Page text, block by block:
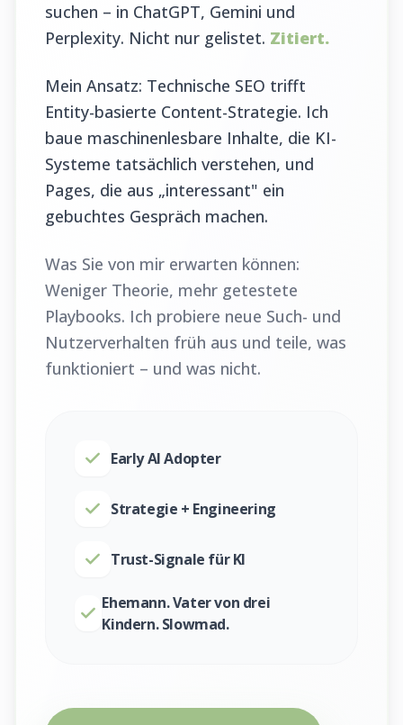
suchen – in ChatGPT, Gemini und
Perplexity. Nicht nur gelistet. Zitiert.
Mein Ansatz: Technische SEO trifft
Entity-basierte Content-Strategie. Ich
baue maschinenlesbare Inhalte, die KI-
Systeme tatsächlich verstehen, und
Pages, die aus „interessant" ein
gebuchtes Gespräch machen.
Was Sie von mir erwarten können:
Weniger Theorie, mehr getestete
Playbooks. Ich probiere neue Such- und
Nutzerverhalten früh aus und teile, was
funktioniert – und was nicht.
Early AI Adopter
Strategie + Engineering
Trust-Signale für KI
Ehemann. Vater von drei
Kindern. Slowmad.